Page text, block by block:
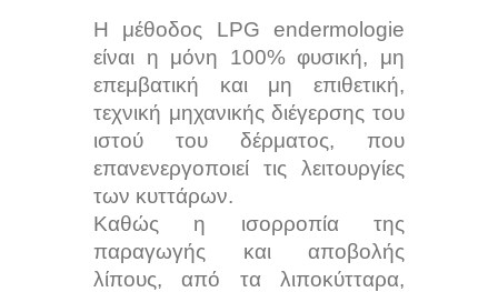
Η μέθοδος LPG endermologie
είναι η μόνη 100% φυσική, μη
επεμβατική και μη επιθετική,
τεχνική μηχανικής διέγερσης του
ιστού του δέρματος, που
επανενεργοποιεί τις λειτουργίες
των κυττάρων.
Καθώς η ισορροπία της
παραγωγής και αποβολής
λίπους, από τα λιποκύτταρα,